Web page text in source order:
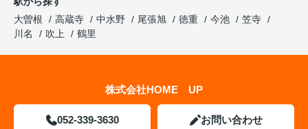
大曽根
高蔵寺 中水野 尾張旭 徳重 今池
笠寺
川名
吹上 鶴里
株式会社HOME UP
052-339-3630 お問い合わせ